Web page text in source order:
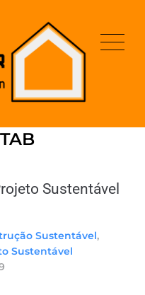
Sustentável
Sustentável,
Sustentável